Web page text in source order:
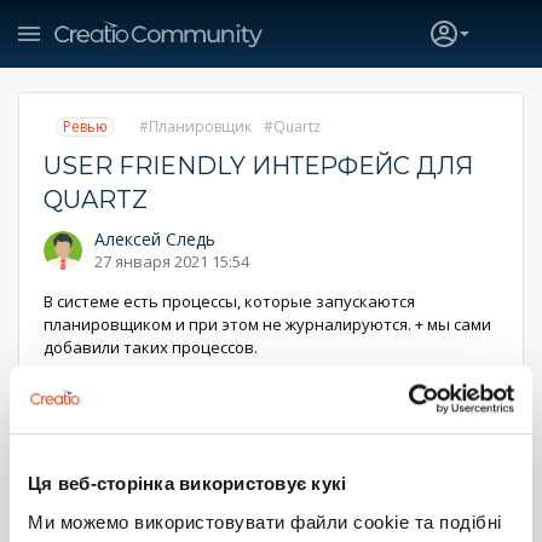
Ця веб-сторінка використовує кукі
Ми можемо використовувати файли cookie та подібні
Ревью Планировщик Quartz
USER FRIENDLY ИНТЕРФЕЙС ДЛЯ
QUARTZ
Алексей Следь
27 января 2021 15:54
В системе есть процессы, которые запускаются
планировщиком и при этом не журналируются. + мы сами
добавили таких процессов.
Понять работу процессов можно только через таблицы в
БД или же через логи.
Идея сделать user friendly интерфейс для таких заданий,
когда последний запускалось. И будет вообще шикарно,